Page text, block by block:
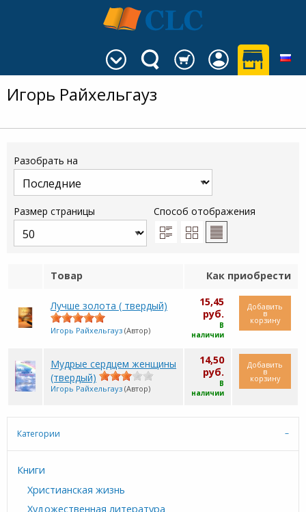
Игорь Райхельгауз
Разобрать на
Размер страницы Способ отображения
Товар Как приобрести
Лучше золота ( твердый)
Игорь Райхельгауз (Автор)
15,45
руб.
В
наличии
Добавить
в
корзину
Мудрые сердцем женщины
(твердый)
Игорь Райхельгауз (Автор)
14,50
руб.
В
наличии
Добавить
в
корзину
Категории
Книги
Христианская жизнь
Художественная литература